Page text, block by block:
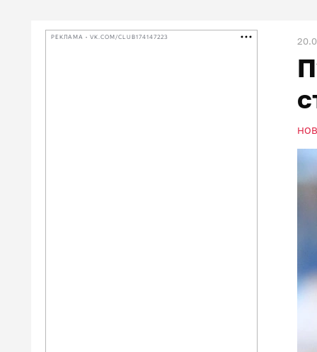
РЕКЛАМА • VK.COM/CLUB174147223